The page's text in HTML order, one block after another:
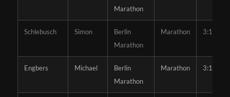
Marathon
Schlebusch Simon
Berlin
Marathon
Marathon 3:17:08
Engbers Michael
Berlin
Marathon
Marathon 3:18:31